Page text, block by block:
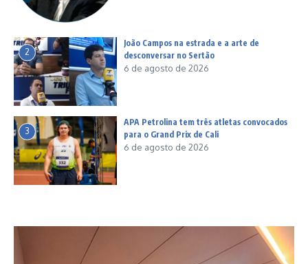
2
João Campos na estrada e a arte de
desconversar no Sertão
6 de agosto de 2026
3
APA Petrolina tem três atletas convocados
para o Grand Prix de Cali
6 de agosto de 2026